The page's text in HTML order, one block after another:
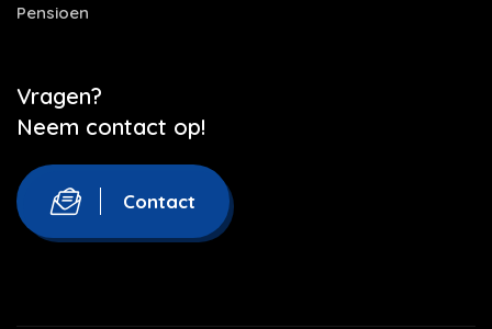
Pensioen
Vragen?
Neem contact op!
Contact